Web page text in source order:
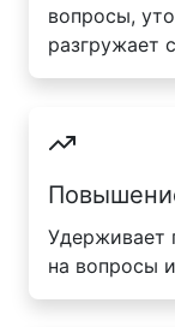
вопросы,
разгружает
Удерживает
на вопросы